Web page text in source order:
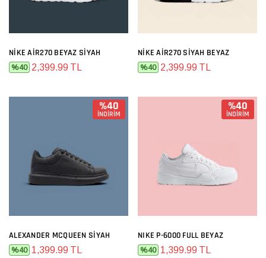
NIKE AIR270 BEYAZ SIYAH
%40 2,399.99 TL
NIKE AIR270 SIYAH BEYAZ
%40 2,399.99 TL
%40
İNDİRİM
ALEXANDER MCQUEEN SIYAH
%40 1,399.99 TL
%40
İNDİRİM
NIKE P-6000 FULL BEYAZ
%40 1,399.99 TL